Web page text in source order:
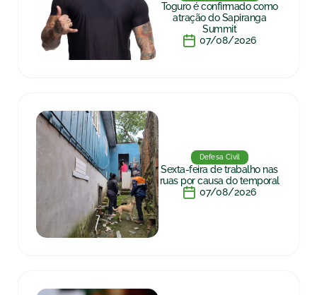
Toguro é confirmado como
atração do Sapiranga
Summit
07/08/2026
Defesa Civil
Sexta-feira de trabalho nas
ruas por causa do temporal
07/08/2026